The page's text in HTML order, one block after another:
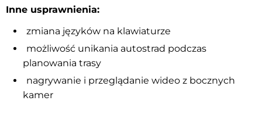
Inne usprawnienia:
zmiana języków na klawiaturze
możliwość unikania autostrad podczas
planowania trasy
nagrywanie i przeglądanie wideo z bocznych
kamer